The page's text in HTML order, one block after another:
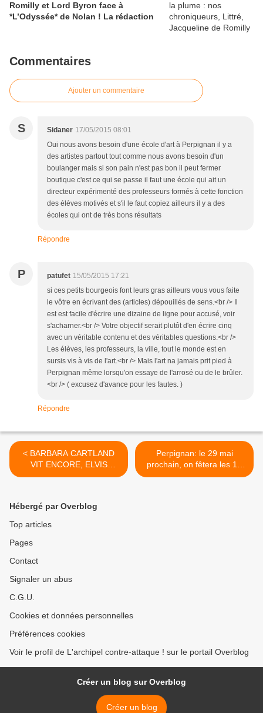
Romilly et Lord Byron face à
*L’Odyssée* de Nolan ! La rédaction
Commentaires
Ajouter un commentaire
S Sidaner 17/05/2015 08:01
Oui nous avons besoin d'une école d'art à Perpignan il y a
des artistes partout tout comme nous avons besoin d'un
boulanger mais si son pain n'est pas bon il peut fermer
boutique c'est ce qui se passe il faut une école qui ait un
directeur expérimenté des professeurs formés à cette fonction
des élèves motivés et s'il le faut copiez ailleurs il y a des
écoles qui ont de très bons résultats
Répondre
P patufet 15/05/2015 17:21
si ces petits bourgeois font leurs gras ailleurs vous vous faite
le vôtre en écrivant des (articles) dépouillés de sens.<br /> Il
est est facile d'écrire une dizaine de ligne pour accusé, voir
s'acharner.<br /> Votre objectif serait plutôt d'en écrire cinq
avec un véritable contenu et des véritables questions.<br />
Les élèves, les professeurs, la ville, tout le monde est en
sursis vis à vis de l'art.<br /> Mais l'art na jamais prit pied à
Perpignan même lorsqu'on essaye de l'arrosé ou de le brûler.
<br /> ( excusez d'avance pour les fautes. )
Répondre
< BARBARA CARTLAND
VIT ENCORE, ELVIS
PRESLEY AUSSI! par
Perpignan: le 29 mai
prochain, on fêtera les 10
ans des émeutes! interview
Hébergé par Overblog
Top articles
Pages
Contact
Signaler un abus
C.G.U.
Cookies et données personnelles
Préférences cookies
Voir le profil de L'archipel contre-attaque ! sur le portail Overblog
Créer un blog sur Overblog
Créer un blog